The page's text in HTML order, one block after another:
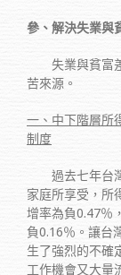
參、解決失業與
失業與貧富差
苦來源。
一、中下階層所
制度
過去七年台灣
家庭所享受，所
增率為負0.47％
負0.16％。讓台
生了強烈的不確
工作機會又大量